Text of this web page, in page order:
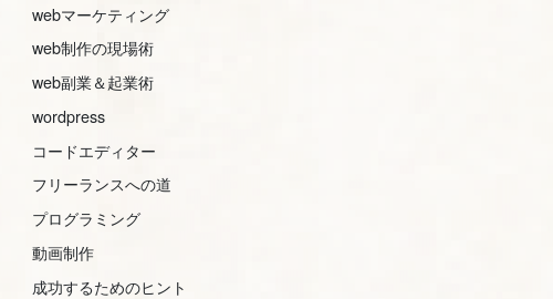
webマーケティング
web制作の現場術
web副業＆起業術
wordpress
コードエディター
フリーランスへの道
プログラミング
動画制作
成功するためのヒント